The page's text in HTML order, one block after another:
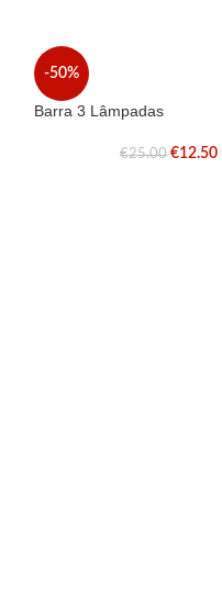
-50%
Barra 3 Lâmpadas
€25.00 €12.50